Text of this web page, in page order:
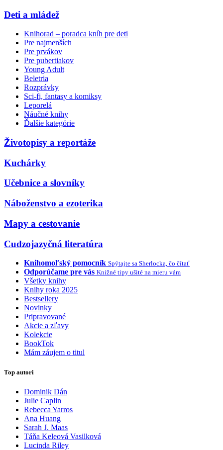
Deti a mládež
Knihorad – poradca kníh pre deti
Pre najmenších
Pre prvákov
Pre pubertiakov
Young Adult
Beletria
Rozprávky
Sci-fi, fantasy a komiksy
Leporelá
Náučné knihy
Ďalšie kategórie
Životopisy a reportáže
Kuchárky
Učebnice a slovníky
Náboženstvo a ezoterika
Mapy a cestovanie
Cudzojazyčná literatúra
Knihomoľský pomocník Spýtajte sa Sherlocka, čo čítať
Odporúčame pre vás Knižné tipy ušité na mieru vám
Všetky knihy
Knihy roka 2025
Bestsellery
Novinky
Pripravované
Akcie a zľavy
Kolekcie
BookTok
Mám záujem o titul
Top autori
Dominik Dán
Julie Caplin
Rebecca Yarros
Ana Huang
Sarah J. Maas
Táňa Keleová Vasilková
Lucinda Riley